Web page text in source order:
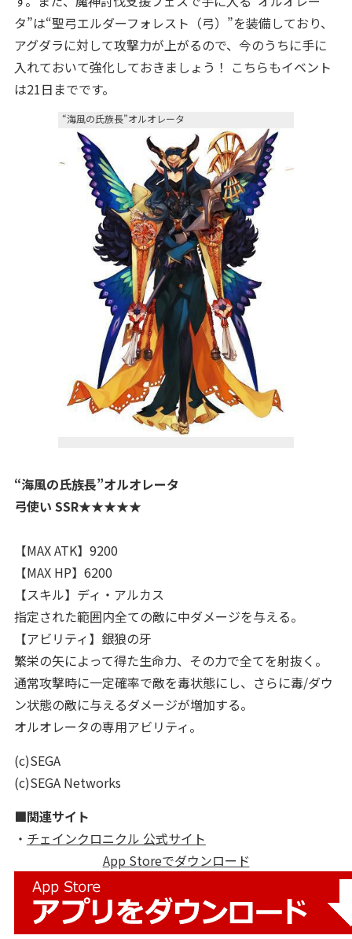
タ”は“聖弓エルダーフォレスト（弓）”を装備しており、
アグダラに対して攻撃力が上がるので、今のうちに手に
入れておいて強化しておきましょう！ こちらもイベント
は21日までです。
“海風の氏族長”オルオレータ
“海風の氏族長”オルオレータ
弓使い SSR★★★★★
【MAX ATK】9200
【MAX HP】6200
【スキル】ディ・アルカス
指定された範囲内全ての敵に中ダメージを与える。
【アビリティ】銀狼の牙
繁栄の矢によって得た生命力、その力で全てを射抜く。
通常攻撃時に一定確率で敵を毒状態にし、さらに毒/ダウ
ン状態の敵に与えるダメージが増加する。
オルオレータの専用アビリティ。
(c)SEGA
(c)SEGA Networks
■関連サイト
・ チェインクロニクル 公式サイト
App Storeでダウンロード